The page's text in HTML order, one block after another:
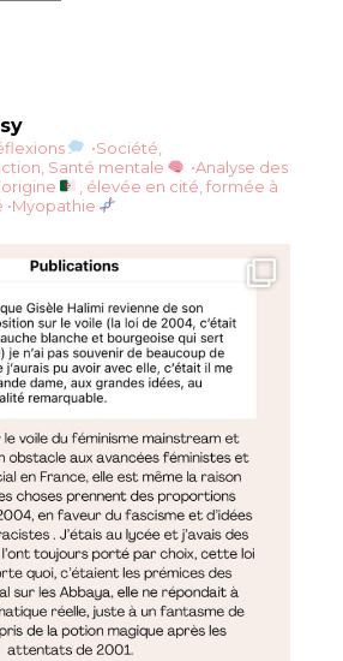
•Société,
Santé mentale
•Analyse des
, élevée en cité, formée à
•Myopathie